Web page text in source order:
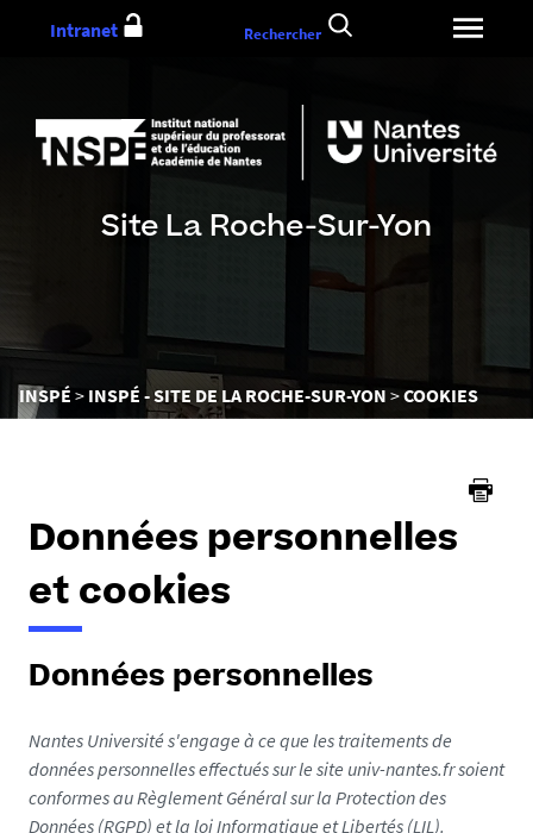
au
Site La Roche-Sur-Yon
Vous
êtes
INSPÉ INSPÉ - SITE DE LA ROCHE-SUR-YON COOKIES
Intranet Rechercher
Données personnelles
et cookies
Données personnelles
Nantes Université s'engage à ce que les traitements de
données personnelles effectués sur le site univ-nantes.fr soient
conformes au Règlement Général sur la Protection des
Données (RGPD) et la loi Informatique et Libertés (LIL).